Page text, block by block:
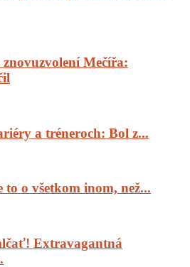
Mečířa:
a tréneroch: Bol z...
to o všetkom inom, než...
Extravagantná